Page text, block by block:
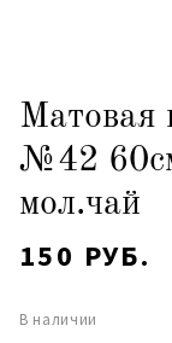
Матовая
№42
мол.чай
150 РУБ.
В наличии